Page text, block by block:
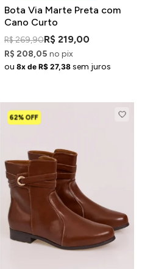
Bota Via Marte Preta com
Cano Curto
R$ 269,90R$ 219,00
R$ 208,05 no pix
ou 8x de R$ 27,38 sem juros
62% OFF